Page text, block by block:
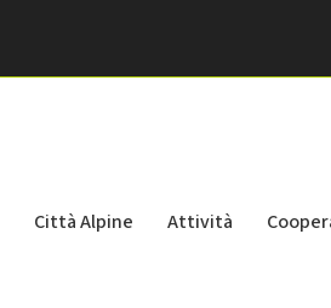
Città Alpine Attività